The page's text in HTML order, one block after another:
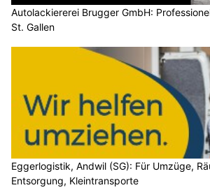
Autolackiererei Brugger GmbH:
St. Gallen
Eggerlogistik, Andwil (SG): Für Umzüge,
Entsorgung, Kleintransporte